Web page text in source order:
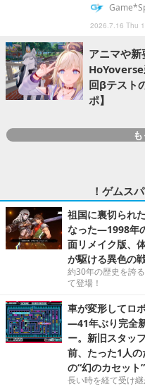
2026.7.16 Thu
アニマや新
回βテスト
ポ】
！ゲムス
祖国に裏切られ
なった―1998年
面リメイク版、
が駆ける異色の
約30年の歴史を誇
て登場！
車が変形してロ
―41年ぶり完全
ー。新旧スタッ
前、たった1人
の“幻のカセット
長い時を経て受け